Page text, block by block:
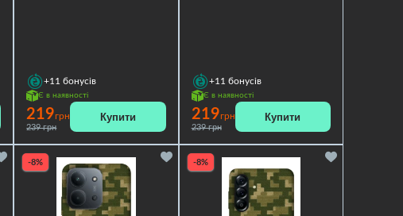
+11 бонусів
Є в наявності
219грн
239 грн
Купити
+11 бонусів
Є в наявності
219грн
239 грн
Купити
-8% -8%